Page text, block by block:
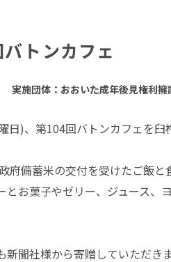
トンカフェ
実施団体：おおいた成年後見権利
日)、第104回バトンカフェを臼
府備蓄米の交付を受けたご飯
とお菓子やゼリー、ジュース、
新聞社様から寄贈していただき